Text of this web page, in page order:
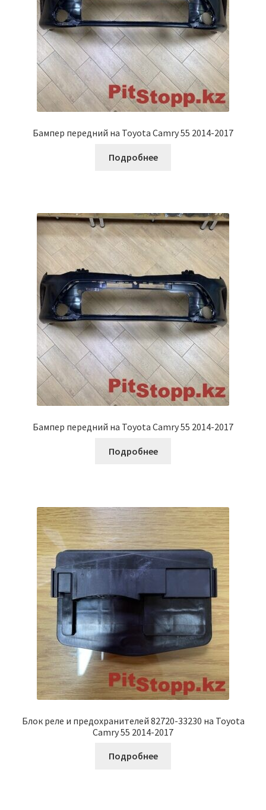
Бампер передний на Toyota Camry 55 2014-2017
Подробнее
Бампер передний на Toyota Camry 55 2014-2017
Подробнее
Блок реле и предохранителей 82720-33230 на Toyota
Camry 55 2014-2017
Подробнее